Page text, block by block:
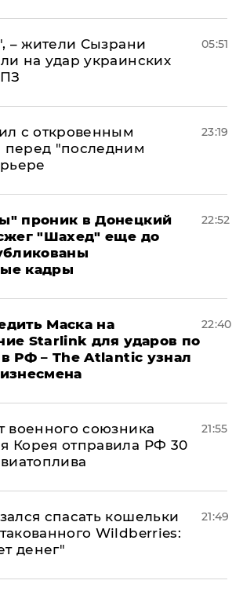
– жители Сызрани
на удар украинских
05:51
с откровенным
"последним
23:19
проник в Донецкий
"Шахед" еще до
кадры
22:52
Маска на
Starlink для ударов по
РФ – The Atlantic узнал
22:40
военного союзника
Корея отправила РФ 30
21:55
спасать кошельки
Wildberries:
денег"
21:49